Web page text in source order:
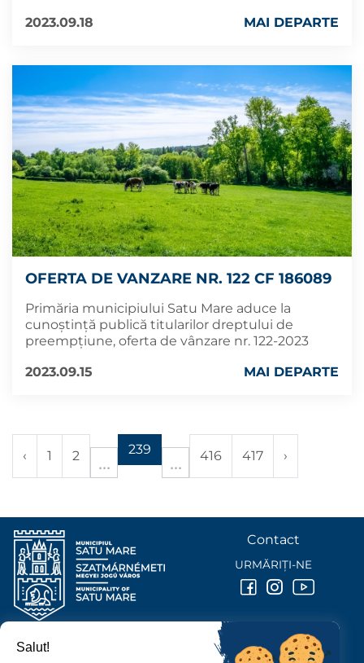
2023.09.18
MAI DEPARTE
OFERTA DE VANZARE NR. 122 CF 186089
Primăria municipiului Satu Mare aduce la
cunoștință publică titularilor dreptului de
preempțiune, oferta de vânzare nr. 122-2023
2023.09.15
MAI DEPARTE
‹ 1 2 239 416 417 ›
PRIMĂRIA MUNICIPIULUI
Contact
URMĂRIȚI-NE
Salut!